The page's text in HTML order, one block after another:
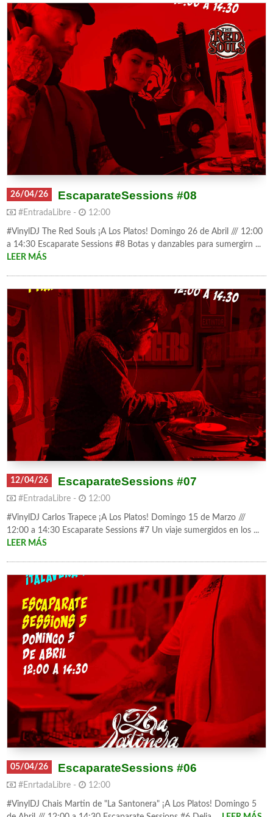
26/04/26 EscaparateSessions #08
#EntradaLibre - 12:00
#VinylDJ The Red Souls ¡A Los Platos! Domingo 26 de Abril /// 12:00
a 14:30 Escaparate Sessions #8 Botas y danzables para sumergirn ...
LEER MÁS
12/04/26 EscaparateSessions #07
#EntradaLibre - 12:00
#VinylDJ Carlos Trapece ¡A Los Platos! Domingo 15 de Marzo ///
12:00 a 14:30 Escaparate Sessions #7 Un viaje sumergidos en los ...
LEER MÁS
05/04/26 EscaparateSessions #06
#EnrtadaLibre - 12:00
#VinylDJ Chais Martin de "La Santonera" ¡A Los Platos! Domingo 5